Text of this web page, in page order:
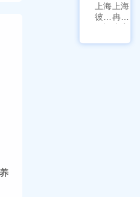
上海
彼爱
姆视
上海
冉绘
大容